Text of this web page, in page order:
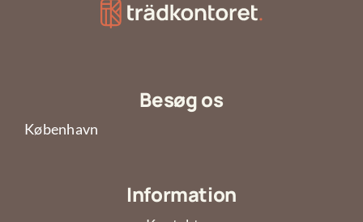
Besøg os
København
Information